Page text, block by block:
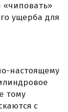
ущерба для
настоящему
тому
с